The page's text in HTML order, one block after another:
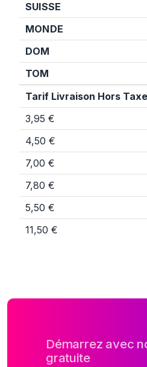
SUISSE
MONDE
DOM
TOM
Tarif Livraison Hors Taxe
3,95 €
4,50 €
7,00 €
7,80 €
5,50 €
11,50 €
Démarrez avec
gratuite